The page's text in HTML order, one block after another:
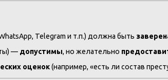
Telegram и т.п.) должна быть
— допустимы, но желательно
оценок(например, «есть ли состав